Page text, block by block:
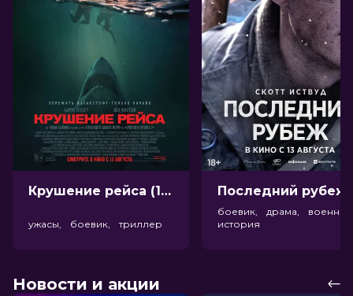
Крушение рейса (18+)
ужасы, боевик, триллер
боевик, драма,
история
Новости и акции